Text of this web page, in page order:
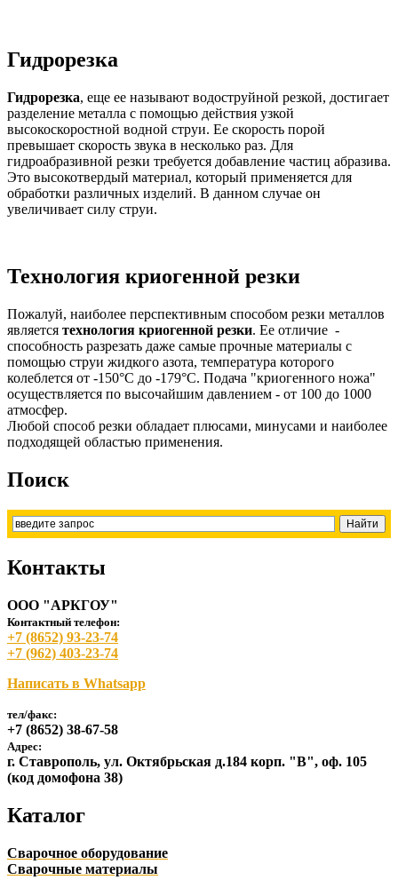
Гидрорезка
Гидрорезка, еще ее называют водоструйной резкой, достигает
разделение металла с помощью действия узкой
высокоскоростной водной струи. Ее скорость порой
превышает скорость звука в несколько раз. Для
гидроабразивной резки требуется добавление частиц абразива.
Это высокотвердый материал, который применяется для
обработки различных изделий. В данном случае он
увеличивает силу струи.
Технология криогенной резки
Пожалуй, наиболее перспективным способом резки металлов
является технология криогенной резки. Ее отличие -
способность разрезать даже самые прочные материалы с
помощью струи жидкого азота, температура которого
колеблется от -150°С до -179°С. Подача "криогенного ножа"
осуществляется по высочайшим давлением - от 100 до 1000
атмосфер.
Любой способ резки обладает плюсами, минусами и наиболее
подходящей областью применения.
Поиск
Контакты
ООО "АРКГОУ"
Контактный телефон:
+7 (8652) 93-23-74
+7 (962) 403-23-74
Написать в Whatsapp
тел/факс:
+7 (8652) 38-67-58
Адрес:
г. Ставрополь, ул. Октябрьская д.184 корп. "В", оф. 105
(код домофона 38)
Каталог
Сварочное оборудование
Сварочные материалы